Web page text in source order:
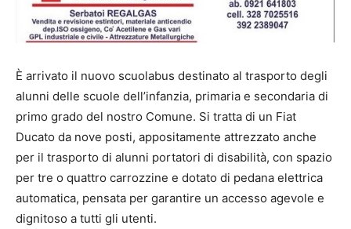
È arrivato il nuovo scuolabus destinato al trasporto degli
alunni delle scuole dell’infanzia, primaria e secondaria di
primo grado del nostro Comune. Si tratta di un Fiat
Ducato da nove posti, appositamente attrezzato anche
per il trasporto di alunni portatori di disabilità, con spazio
per tre o quattro carrozzine e dotato di pedana elettrica
automatica, pensata per garantire un accesso agevole e
dignitoso a tutti gli utenti.